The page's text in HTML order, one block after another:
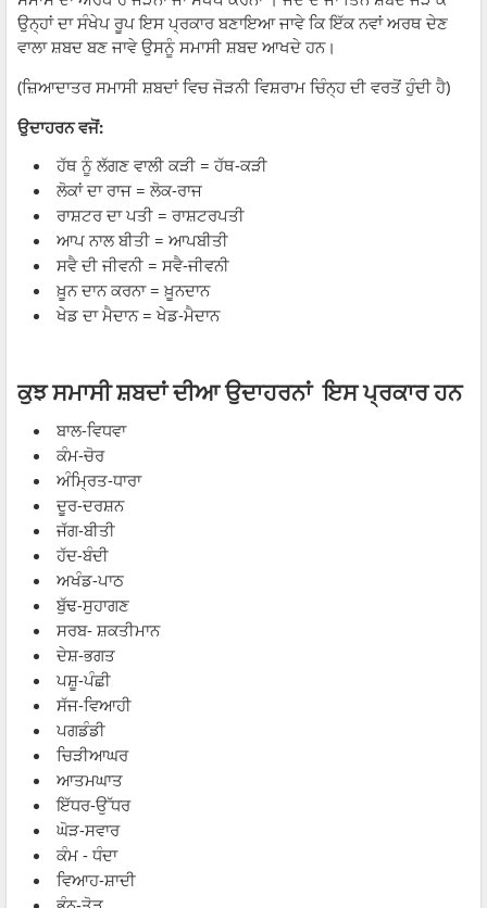
ਉਨ੍ਹਾਂ ਦਾ ਸੰਖੇਪ ਰੂਪ ਇਸ ਪ੍ਰਕਾਰ ਬਣਾਇਆ ਜਾਵੇ ਕਿ ਇੱਕ ਨਵਾਂ ਅਰਥ ਦੇਣ
ਵਾਲਾ ਸ਼ਬਦ ਬਣ ਜਾਵੇ ਉਸਨੂੰ ਸਮਾਸੀ ਸ਼ਬਦ ਆਖਦੇ ਹਨ।
(ਜ਼ਿਆਦਾਤਰ ਸਮਾਸੀ ਸ਼ਬਦਾਂ ਵਿਚ ਜੋੜਨੀ ਵਿਸ਼ਰਾਮ ਚਿੰਨ੍ਹ ਦੀ ਵਰਤੋਂ ਹੁੰਦੀ ਹੈ)
ਉਦਾਹਰਨ ਵਜੋਂ:
ਹੱਥ ਨੂੰ ਲੱਗਣ ਵਾਲੀ ਕੜੀ = ਹੱਥ-ਕੜੀ
ਲੋਕਾਂ ਦਾ ਰਾਜ = ਲੋਕ-ਰਾਜ
ਰਾਸ਼ਟਰ ਦਾ ਪਤੀ = ਰਾਸ਼ਟਰਪਤੀ
ਆਪ ਨਾਲ ਬੀਤੀ = ਆਪਬੀਤੀ
ਸਵੈ ਦੀ ਜੀਵਨੀ = ਸਵੈ-ਜੀਵਨੀ
ਖ਼ੂਨ ਦਾਨ ਕਰਨਾ = ਖ਼ੂਨਦਾਨ
ਖੇਡ ਦਾ ਮੈਦਾਨ = ਖੇਡ-ਮੈਦਾਨ
ਕੁਝ ਸਮਾਸੀ ਸ਼ਬਦਾਂ ਦੀਆ ਉਦਾਹਰਨਾਂ ਇਸ ਪ੍ਰਕਾਰ ਹਨ
ਬਾਲ-ਵਿਧਵਾ
ਕੰਮ-ਚੋਰ
ਅੰਮ੍ਰਿਤ-ਧਾਰਾ
ਦੂਰ-ਦਰਸ਼ਨ
ਜੱਗ-ਬੀਤੀ
ਹੱਦ-ਬੰਦੀ
ਅਖੰਡ-ਪਾਠ
ਬੁੱਢ-ਸੁਹਾਗਣ
ਸਰਬ- ਸ਼ਕਤੀਮਾਨ
ਦੇਸ਼-ਭਗਤ
ਪਸ਼ੂ-ਪੰਛੀ
ਸੱਜ-ਵਿਆਹੀ
ਪਗਡੰਡੀ
ਚਿੜੀਆਘਰ
ਆਤਮਘਾਤ
ਇੱਧਰ-ਉੱਧਰ
ਘੋੜ-ਸਵਾਰ
ਕੰਮ - ਧੰਦਾ
ਵਿਆਹ-ਸ਼ਾਦੀ